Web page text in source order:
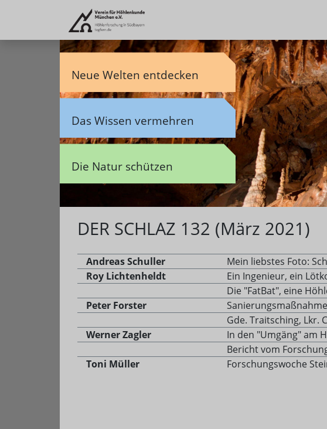
Neue Welten entdecken
Das Wissen vermehren
Die Natur schützen
DER SCHLAZ 132 (März 2021)
Andreas Schuller
Mein liebstes Foto:
Roy Lichtenheldt
Ein Ingenieur, ein
Die "FatBat", eine
Peter Forster
Gde. Traitsching, Lkr.
Werner Zagler
In den "Umgäng" am
Bericht vom
Toni Müller
Forschungswoche